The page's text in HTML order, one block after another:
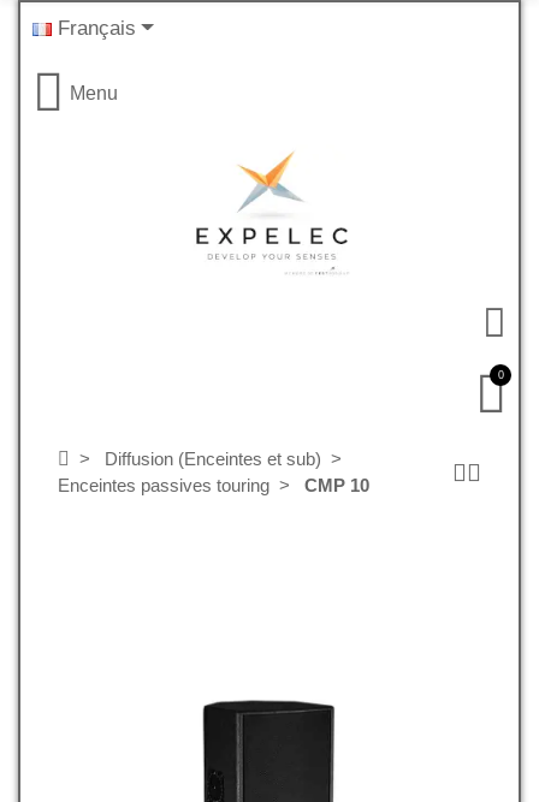
Français
Menu
0
Diffusion (Enceintes et sub)
Enceintes passives touring
CMP 10